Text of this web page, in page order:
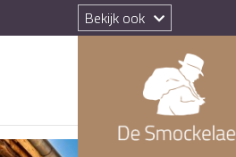
Bekijk ook